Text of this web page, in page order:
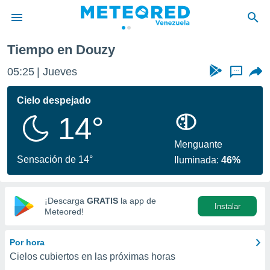
de
ha
calidad.
a este
las
y
digital
basada
Tiempo en Douzy
05:25 Jueves ...
Cielo despejado
14°
Sensación de 14°
Menguante
Iluminada:46%
¡Descarga GRATIS la app de
Meteored!
Instalar
Por hora
Cielos cubiertos en las próximas horas